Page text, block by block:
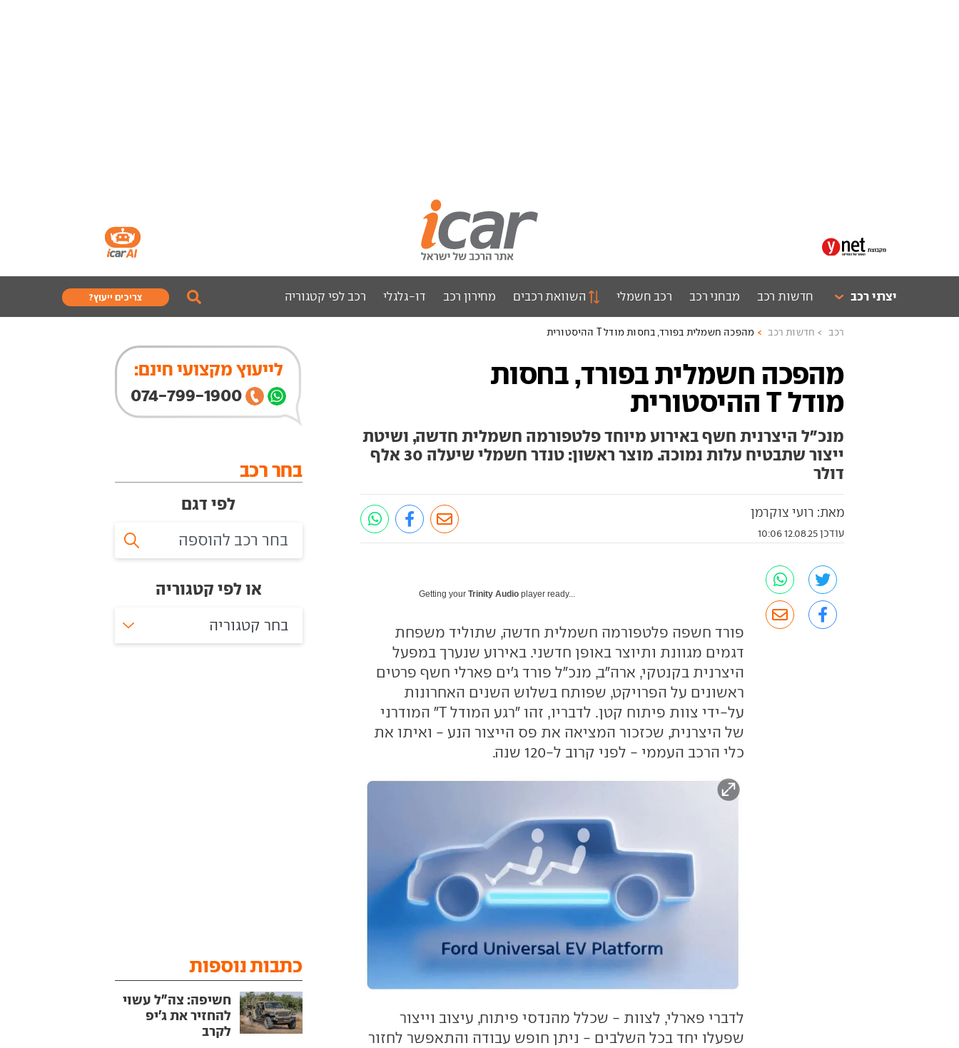
יצרני רכב חדשות רכב מבחני רכב רכב חשמלי השוואת רכבים מחירון רכב דו-גלגלי רכב לפי קטגוריה צריכים ייעוץ?
רכב חדשות רכב מהפכה חשמלית בפורד, בחסות מודל T ההיסטורית
מהפכה חשמלית בפורד, בחסות
מודל T ההיסטורית
מנכ"ל היצרנית חשף באירוע מיוחד פלטפורמה חשמלית חדשה, ושיטת
ייצור שתבטיח עלות נמוכה. מוצר ראשון: טנדר חשמלי שיעלה 30 אלף
דולר
מאת: רועי צוקרמן
עודכן 12.08.25 10:06
Getting yourTrinity Audio player ready...
פורד חשפה פלטפורמה חשמלית חדשה, שתוליד משפחת
דגמים מגוונת ותיוצר באופן חדשני. באירוע שנערך במפעל
היצרנית בקנטקי, ארה"ב, מנכ"ל פורד ג'ים פארלי חשף פרטים
ראשונים על הפרויקט, שפותח בשלוש השנים האחרונות
על-ידי צוות פיתוח קטן. לדבריו, זהו "רגע המודל T" המודרני
של היצרנית, שכזכור המציאה את פס הייצור הנע - ואיתו את
כלי הרכב העממי - לפני קרוב ל-120 שנה.
לדברי פארלי, לצוות - שכלל מהנדסי פיתוח, עיצוב וייצור
שפעלו יחד בכל השלבים - ניתן חופש עבודה והתאפשר לחזור
לייעוץ מקצועי חינם:
074-799-1900
בחר רכב
לפי דגם
או לפי קטגוריה
בחר קטגוריה
כתבות נוספות
חשיפה: צה"ל עשוי
להחזיר את ג'יפ
לקרב